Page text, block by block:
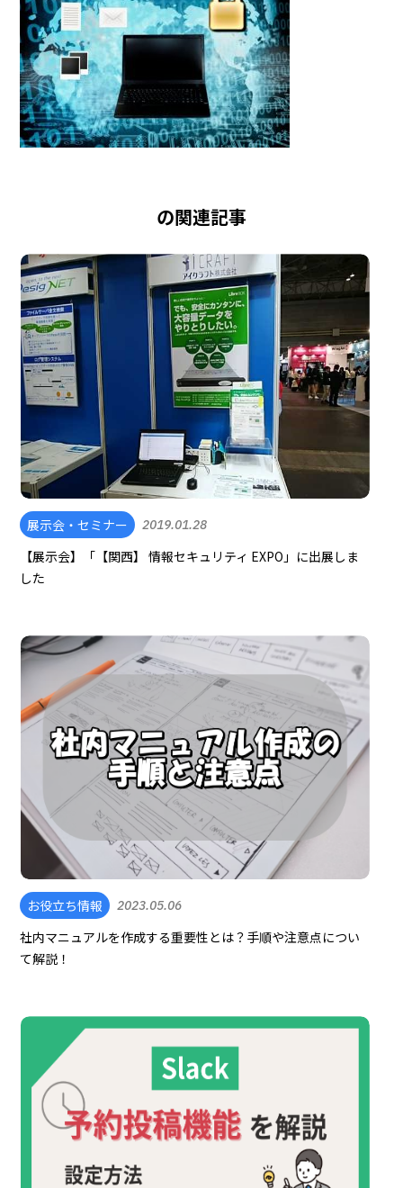
の関連記事
展示会・セミナー 2019.01.28
【展示会】「【関西】 情報セキュリティ EXPO」に出展しま
した
お役立ち情報 2023.05.06
社内マニュアルを作成する重要性とは？手順や注意点につい
て解説！